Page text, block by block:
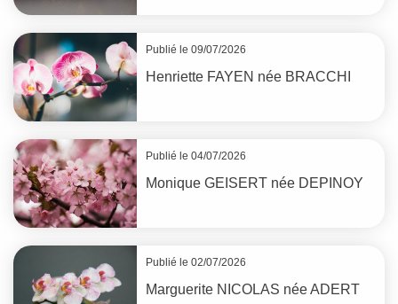
Publié le 09/07/2026
Henriette FAYEN née BRACCHI
Publié le 04/07/2026
Monique GEISERT née DEPINOY
Publié le 02/07/2026
Marguerite NICOLAS néeADERT